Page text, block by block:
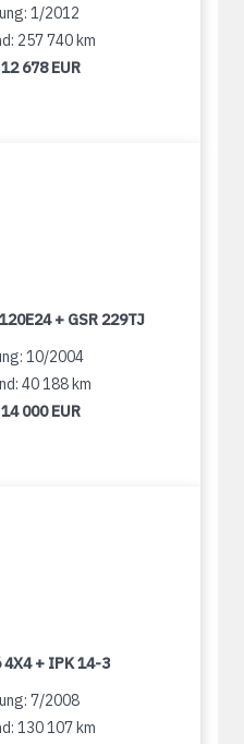
1/2012
257 740 km
12 678 EUR
+ GSR 229TJ
10/2004
40 188 km
14 000 EUR
4X4 + IPK 14-3
7/2008
130 107 km